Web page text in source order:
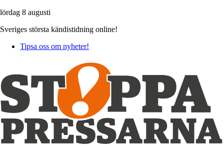
lördag 8 augusti
Sveriges största kändistidning online!
Tipsa oss om nyheter!